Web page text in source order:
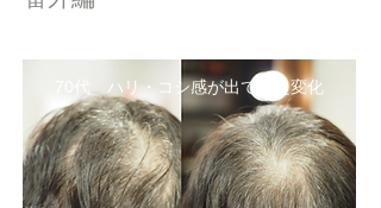
70代 ハリ・コシ感が出てきた変化